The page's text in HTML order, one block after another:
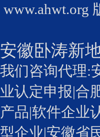
www.ahwt.org
安徽卧涛新
我们咨询代理:
业认定申报|合
产品|软件企业
型企业|安徽省